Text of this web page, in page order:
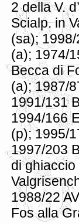
2 della V.
Scialp. in
(sa);
(a); 1974/
Becca di
(a); 1987/
1991/131
1994/166
(p); 1995/
1997/203
di
1988/22
Fos alla